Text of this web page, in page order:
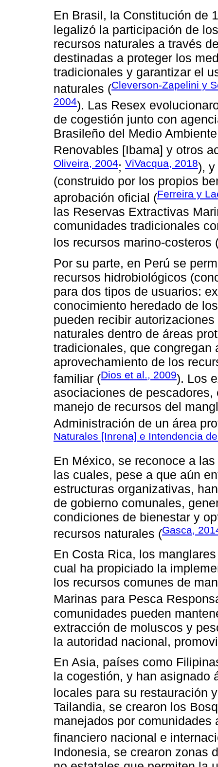
En Brasil, la Constitución de
legalizó la participación de
recursos naturales a través
destinadas a proteger los
tradicionales y garantizar el
naturales (Cleverson-Zapelini y
2004). Las Resex
de cogestión junto con
Brasileño del Medio
Renovables [Ibama] y otros
Oliveira, 2004; ViVacqua, 2018), y
(construido por los propios
aprobación oficial (Ferreira y
las Reservas Extractivas
comunidades tradicionales
los recursos marino-costeros
Por su parte, en Perú se
recursos hidrobiológicos
para dos tipos de usuarios:
conocimiento heredado de
pueden recibir
naturales dentro de áreas
tradicionales, que
aprovechamiento de los
familiar (Dios et al., 2009). Los
asociaciones de
manejo de recursos del
Administración de un área
Naturales [Inrena] e Intendencia
En México, se reconoce a
las cuales, pese a que aún
estructuras organizativas,
de gobierno comunales,
condiciones de bienestar y
recursos naturales (Gasca,
En Costa Rica, los
cual ha propiciado la
los recursos comunes de
Marinas para Pesca
comunidades pueden
extracción de moluscos y
la autoridad nacional,
En Asia, países como
la cogestión, y han asignado
locales para su restauración
Tailandia, se crearon los
manejados por
financiero nacional e
Indonesia, se crearon zonas